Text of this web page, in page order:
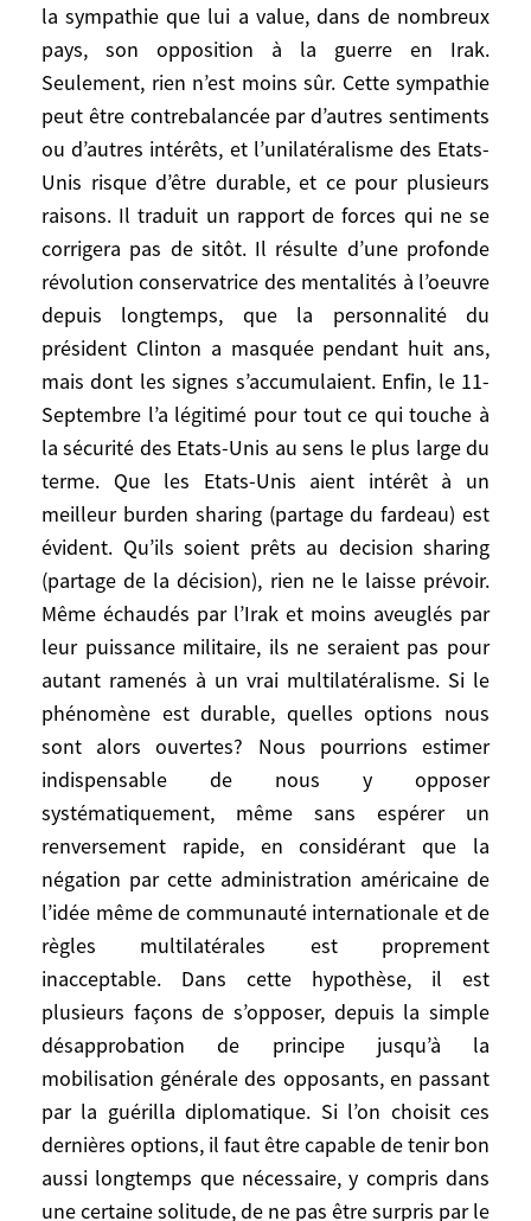
la sympathie que lui a value, dans de nombreux
pays, son opposition à la guerre en Irak.
Seulement, rien n’est moins sûr. Cette sympathie
peut être contrebalancée par d’autres sentiments
ou d’autres intérêts, et l’unilatéralisme des Etats-
Unis risque d’être durable, et ce pour plusieurs
raisons. Il traduit un rapport de forces qui ne se
corrigera pas de sitôt. Il résulte d’une profonde
révolution conservatrice des mentalités à l’oeuvre
depuis longtemps, que la personnalité du
président Clinton a masquée pendant huit ans,
mais dont les signes s’accumulaient. Enfin, le 11-
Septembre l’a légitimé pour tout ce qui touche à
la sécurité des Etats-Unis au sens le plus large du
terme. Que les Etats-Unis aient intérêt à un
meilleur burden sharing (partage du fardeau) est
évident. Qu’ils soient prêts au decision sharing
(partage de la décision), rien ne le laisse prévoir.
Même échaudés par l’Irak et moins aveuglés par
leur puissance militaire, ils ne seraient pas pour
autant ramenés à un vrai multilatéralisme. Si le
phénomène est durable, quelles options nous
sont alors ouvertes? Nous pourrions estimer
indispensable de nous y opposer
systématiquement, même sans espérer un
renversement rapide, en considérant que la
négation par cette administration américaine de
l’idée même de communauté internationale et de
règles multilatérales est proprement
inacceptable. Dans cette hypothèse, il est
plusieurs façons de s’opposer, depuis la simple
désapprobation de principe jusqu’à la
mobilisation générale des opposants, en passant
par la guérilla diplomatique. Si l’on choisit ces
dernières options, il faut être capable de tenir bon
aussi longtemps que nécessaire, y compris dans
une certaine solitude, de ne pas être surpris par le
même besoin d’une politique étrangère,
comme Henry Kissinger le leur rappelle
régulièrement. Cela impliquerait une
certaine aptitude à prendre en
considération le point de vue des autres, à
mieux tenir compte des situations locales,
des sensibilités multilatérales et des
aspirations multipolaires, et donc, dans
certains cas, à renoncer au passage en
force et à accepter un compromis. Felix
Rohatyn, quant à lui, est clair: «La
domination globale a un coût
insupportable.» Le sens dans lequel les
Américains trancheront ce débat aura
d’importantes conséquences pour nous.
Si nous étions assurés que les difficultés,
voire une Berezina, en Irak ou l’élection
d’un démocrate aux élections
présidentielles de novembre 2004
entraîneront un complet changement de
cap dans la politique américaine, la France
pourrait se borner, ayant pris date, à
attendre tout en capitalisant autant que
possible la sympathie que lui a value, dans
de nombreux pays, son opposition à la
guerre en Irak. Seulement, rien n’est moins
sûr. Cette sympathie peut être
contrebalancée par d’autres sentiments ou
d’autres intérêts, et l’unilatéralisme des
Etats-Unis risque d’être durable, et ce pour
plusieurs raisons. Il traduit un rapport de
forces qui ne se corrigera pas de sitôt. Il
résulte d’une profonde révolution
conservatrice des mentalités à l’oeuvre
depuis longtemps, que la personnalité du
président Clinton a masquée pendant huit
ans, mais dont les signes s’accumulaient.
Enfin, le 11-Septembre l’a légitimé pour